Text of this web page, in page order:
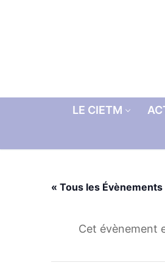
LE CIETM
« Tous les Évènements
Cet évènement